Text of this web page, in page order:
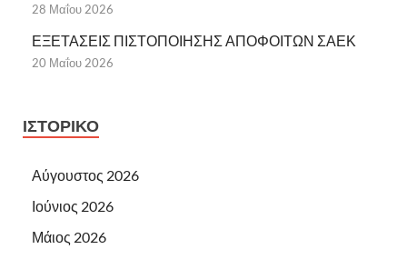
28 Μαΐου 2026
ΕΞΕΤΑΣΕΙΣ ΠΙΣΤΟΠΟΙΗΣΗΣ ΑΠΟΦΟΙΤΩΝ ΣΑΕΚ
20 Μαΐου 2026
ΙΣΤΟΡΙΚΌ
Αύγουστος 2026
Ιούνιος 2026
Μάιος 2026